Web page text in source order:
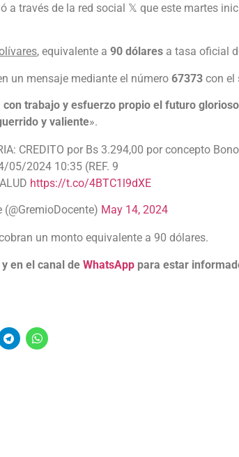
a través de la red social 𝕏 que este martes
, equivalente a 90 dólares a tasa oficial
un mensaje mediante el número 67373 con el
con trabajo y esfuerzo propio el futuro
y valiente».
CREDITO por Bs 3.294,00 por concepto
05/2024 10:35 (REF. 9
https://t.co/4BTC1l9dXE
May 14, 2024
un monto equivalente a 90 dólares.
y en el canal de WhatsApp para estar